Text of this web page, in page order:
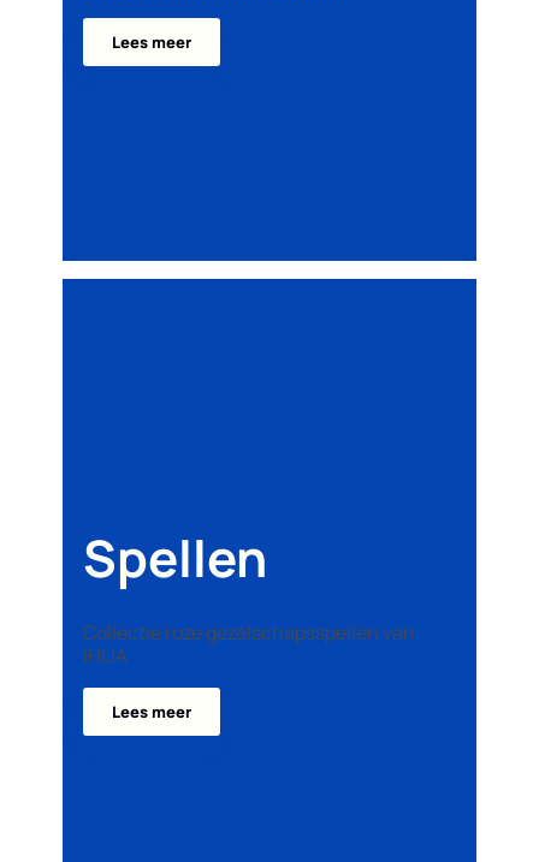
Lees meer
Spellen
Collectie roze gezelschapsspellen van
IHLIA
Lees meer